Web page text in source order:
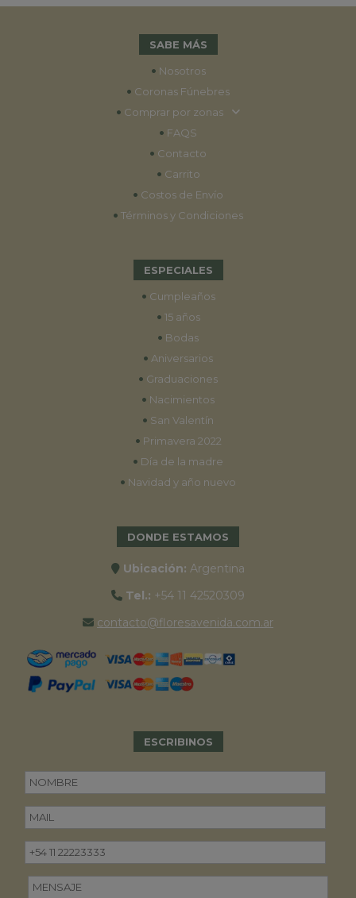
SABE MÁS
• Nosotros
• Coronas Fúnebres
• Comprar por zonas
• FAQS
• Contacto
• Carrito
• Costos de Envío
• Términos y Condiciones
ESPECIALES
• Cumpleaños
• 15 años
• Bodas
• Aniversarios
• Graduaciones
• Nacimientos
• San Valentín
• Primavera 2022
• Día de la madre
• Navidad y año nuevo
DONDE ESTAMOS
Ubicación: Argentina
Tel.: +54 11 42520309
contacto@floresavenida.com.ar
ESCRIBINOS